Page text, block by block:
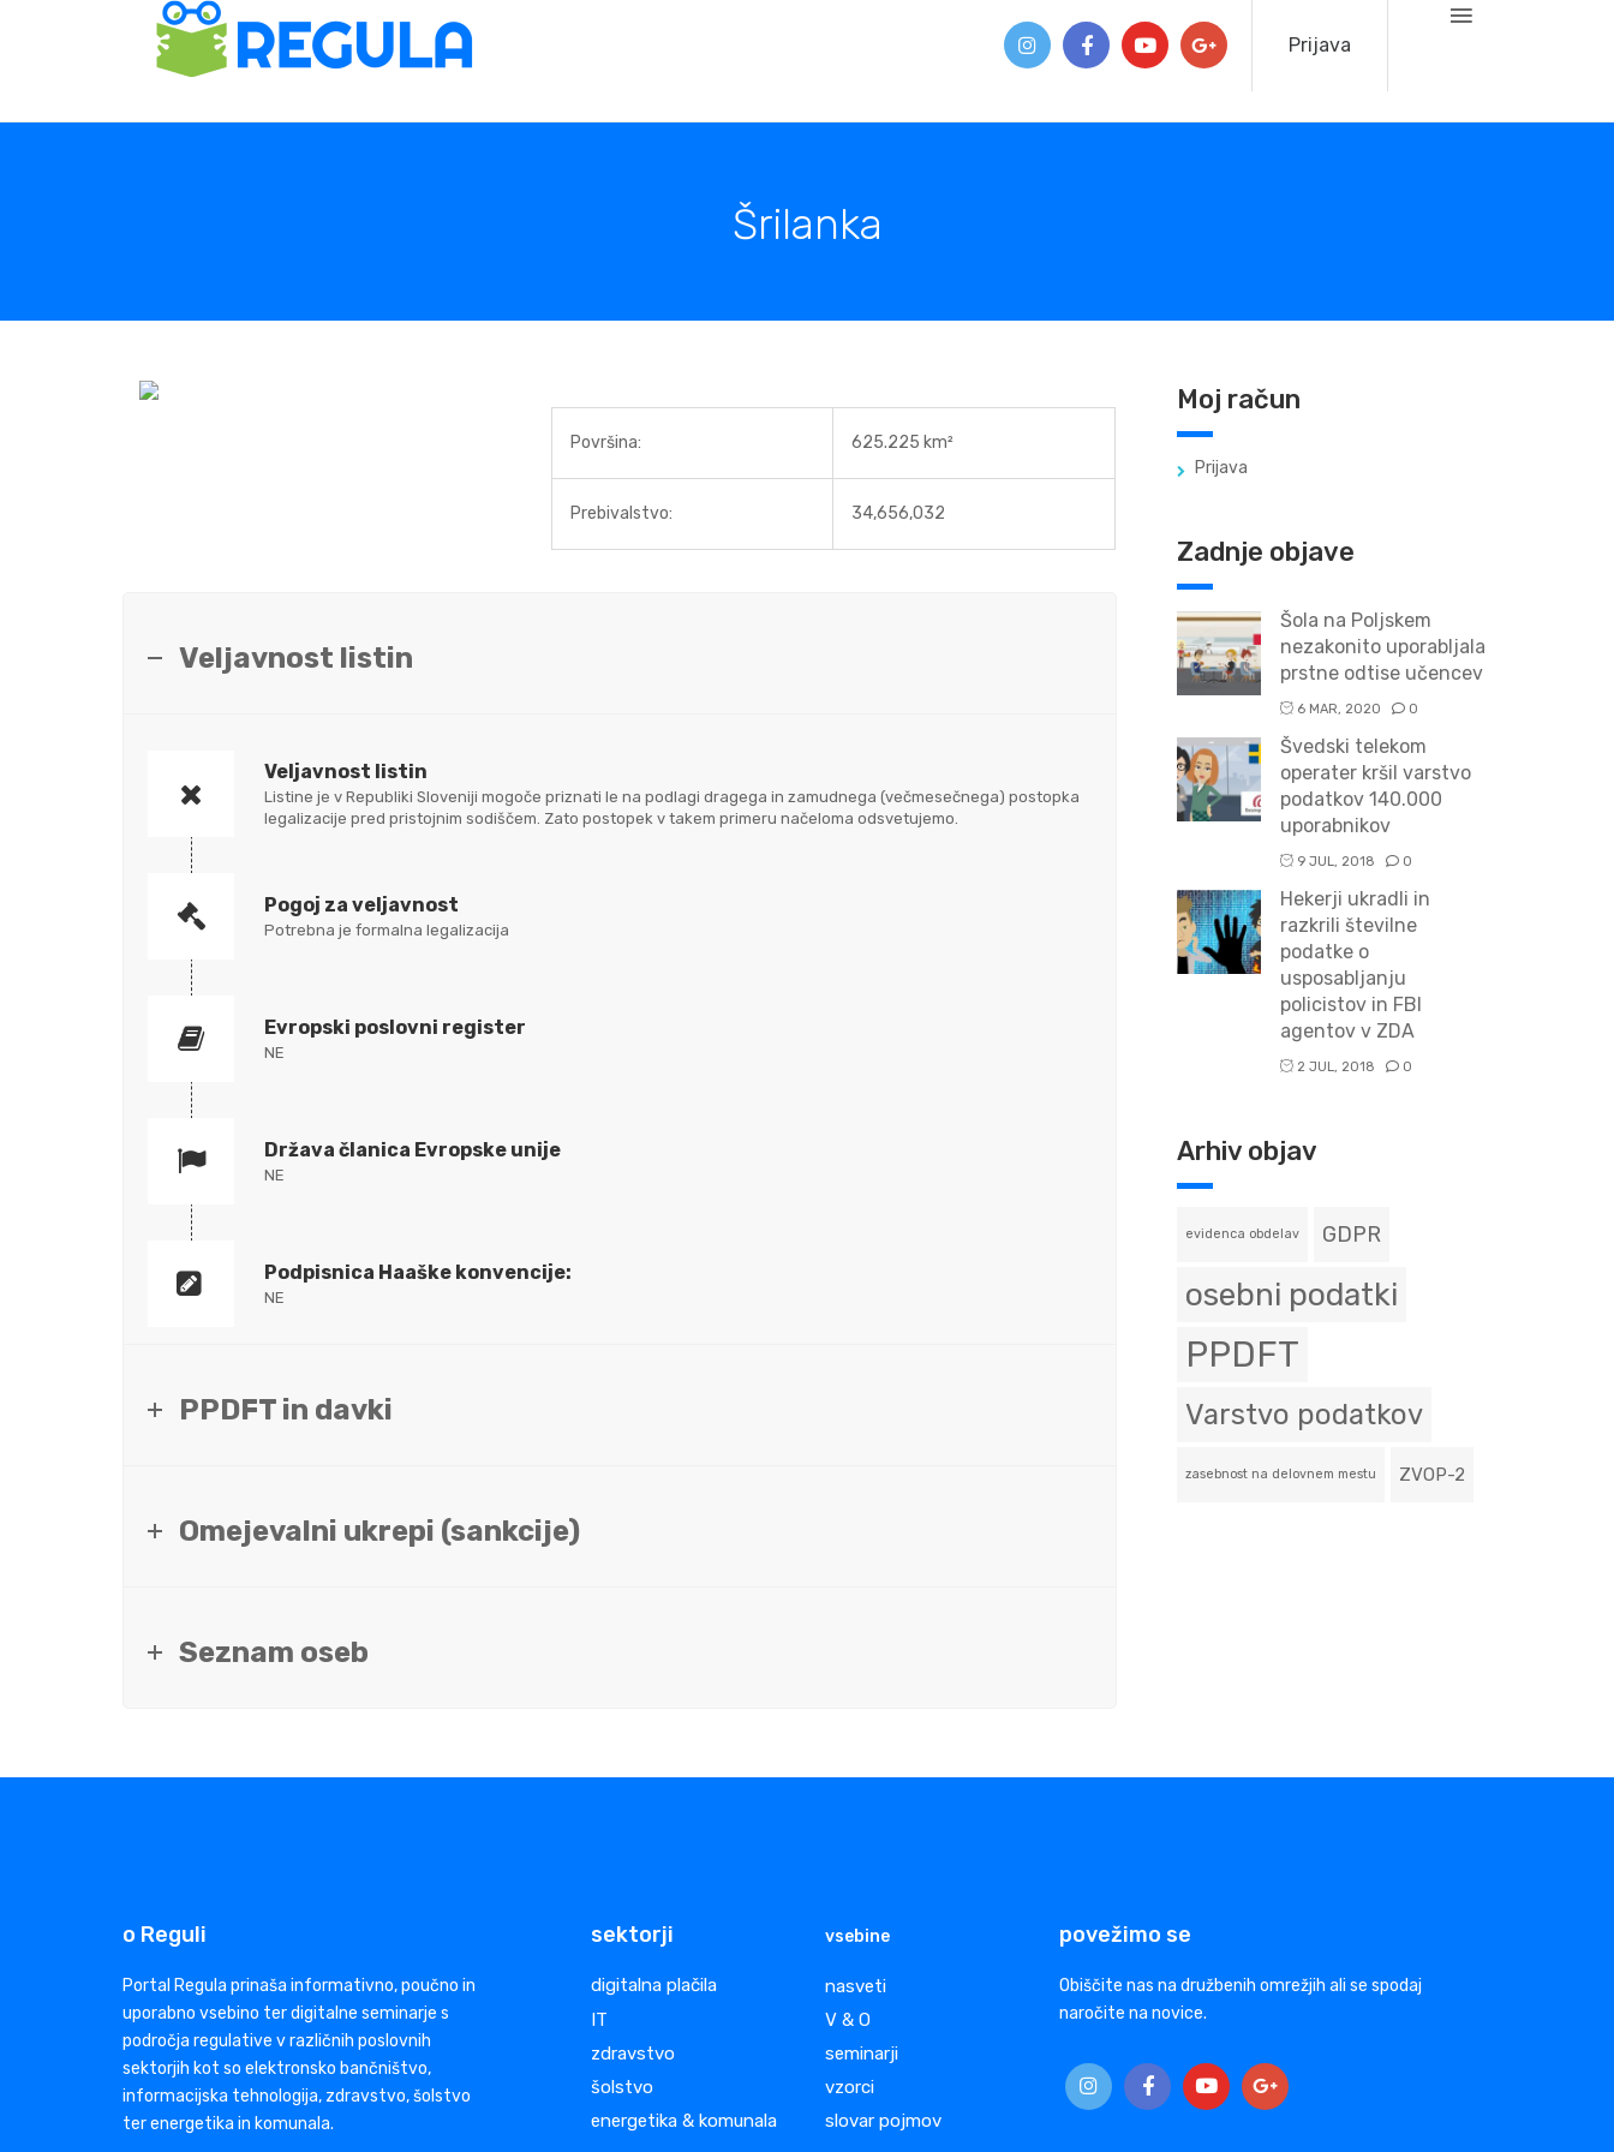
Prijava
Šrilanka
Površina: 625.225 km²
Prebivalstvo: 34,656,032
Veljavnost listin
Veljavnost listin
Listine je v Republiki Sloveniji mogoče priznati le na podlagi dragega in zamudnega (večmesečnega) postopka
legalizacije pred pristojnim sodiščem. Zato postopek v takem primeru načeloma odsvetujemo.
Pogoj za veljavnost
Potrebna je formalna legalizacija
Evropski poslovni register
NE
Država članica Evropske unije
NE
Podpisnica Haaške konvencije:
NE
PPDFT in davki
Omejevalni ukrepi (sankcije)
Seznam oseb
Moj račun
Prijava
Zadnje objave
Šola na Poljskem
nezakonito uporabljala
prstne odtise učencev
6 MAR, 2020 0
Švedski telekom
operater kršil varstvo
podatkov 140.000
uporabnikov
9 JUL, 2018 0
Hekerji ukradli in
razkrili številne
podatke o
usposabljanju
policistov in FBI
agentov v ZDA
2 JUL, 2018 0
Arhiv objav
evidenca obdelav GDPR
osebni podatki
PPDFT
Varstvo podatkov
zasebnost na delovnem mestu ZVOP-2
o Reguli
Portal Regula prinaša informativno, poučno in
uporabno vsebino ter digitalne seminarje s
področja regulative v različnih poslovnih
sektorjih kot so elektronsko bančništvo,
informacijska tehnologija, zdravstvo, šolstvo
ter energetika in komunala.
sektorji
digitalna plačila
IT
zdravstvo
šolstvo
energetika & komunala
vsebine
nasveti
V & O
seminarji
vzorci
slovar pojmov
povežimo se
Obiščite nas na družbenih omrežjih ali se spodaj
naročite na novice.